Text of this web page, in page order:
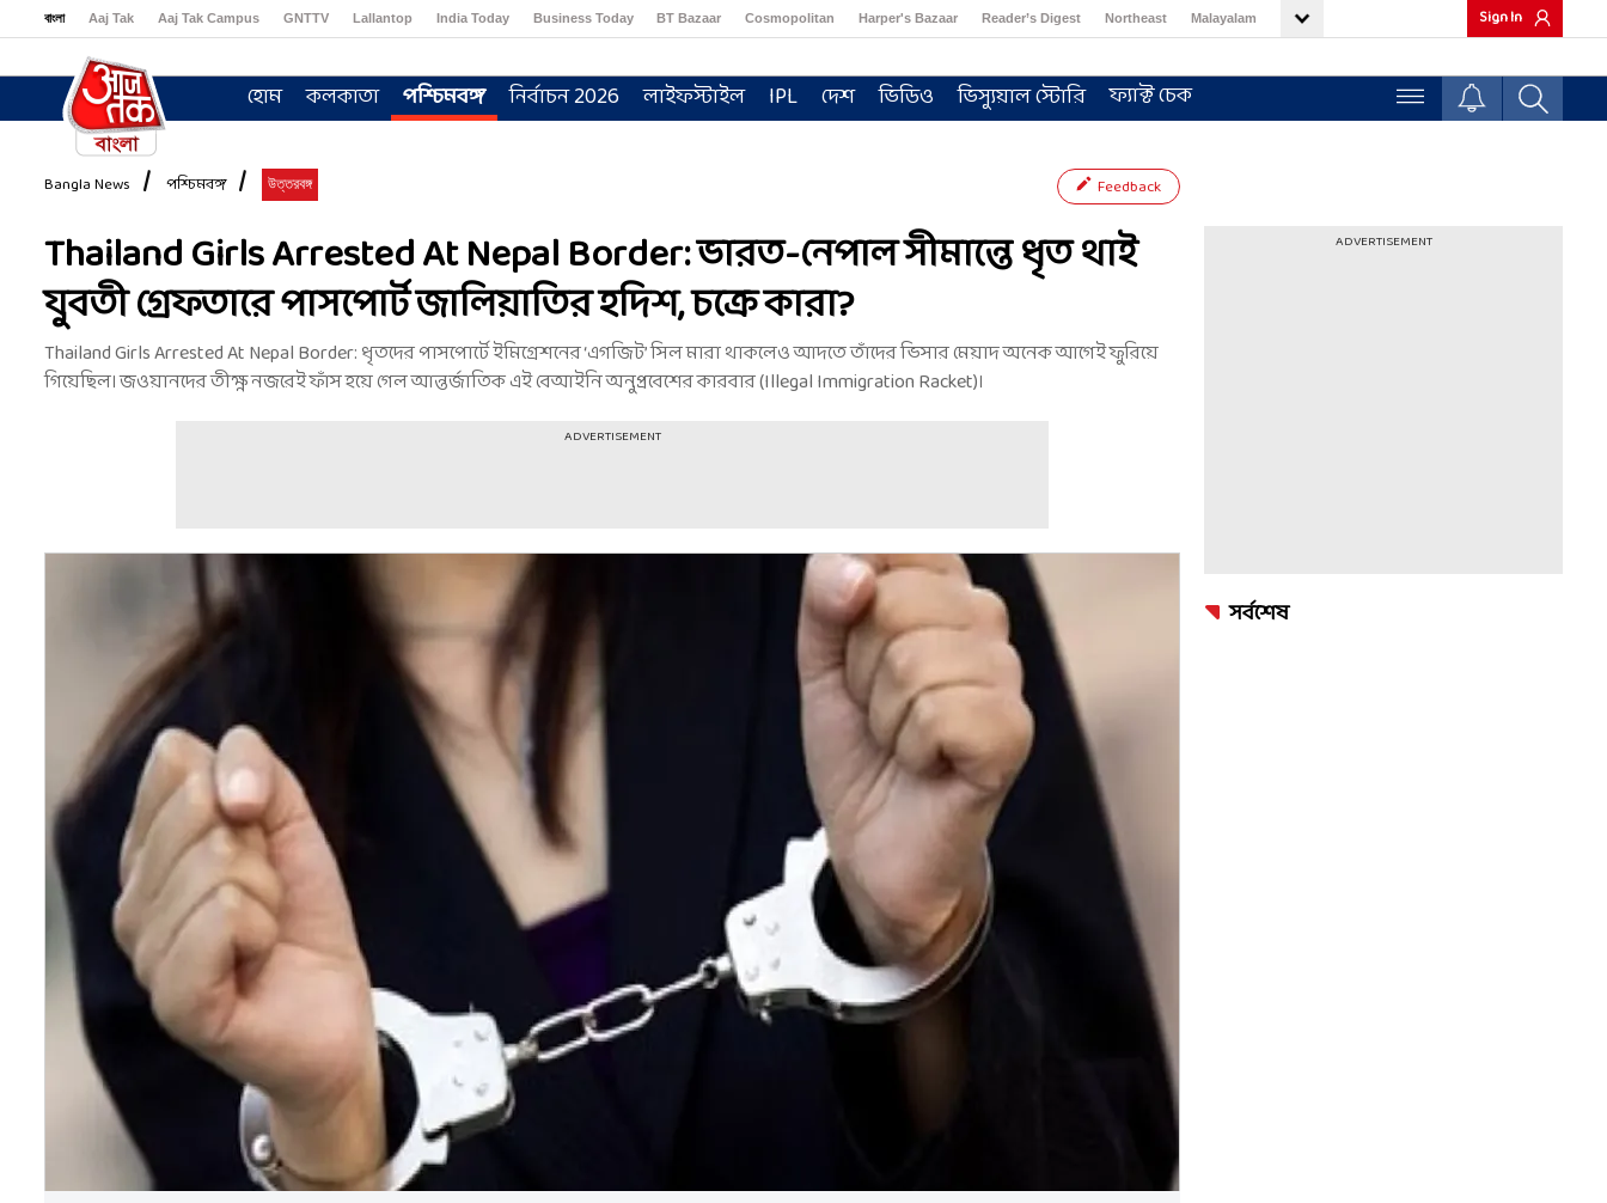
বাংলা Aaj Tak Aaj Tak Campus GNTTV Lallantop India Today Business Today BT Bazaar Cosmopolitan Harper's Bazaar Reader’s Digest Northeast Malayalam Sign In
হোম কলকাতা পশ্চিমবঙ্গ নির্বাচন 2026 লাইফস্টাইল IPL দেশ ভিডিও ভিস্যুয়াল স্টোরি ফ্যাক্ট চেক
Bangla News পশ্চিমবঙ্গ উত্তরবঙ্গ Feedback
Thailand Girls Arrested At Nepal Border: ভারত-নেপাল সীমান্তে ধৃত থাই
যুবতী গ্রেফতারে পাসপোর্ট জালিয়াতির হদিশ, চক্রে কারা?
Thailand Girls Arrested At Nepal Border: ধৃতদের পাসপোর্টে ইমিগ্রেশনের ‘এগজিট’ সিল মারা থাকলেও আদতে তাঁদের ভিসার মেয়াদ অনেক আগেই ফুরিয়ে
গিয়েছিল। জওয়ানদের তীক্ষ্ণ নজরেই ফাঁস হয়ে গেল আন্তর্জাতিক এই বেআইনি অনুপ্রবেশের কারবার (Illegal Immigration Racket)।
ADVERTISEMENT
ADVERTISEMENT
সর্বশেষ